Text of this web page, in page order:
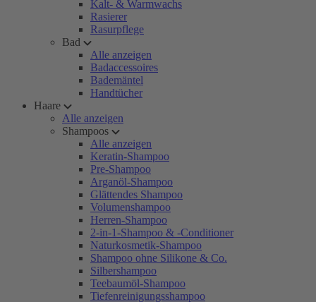
Kalt- & Warmwachs
Rasierer
Rasurpflege
Bad
Alle anzeigen
Badaccessoires
Bademäntel
Handtücher
Haare
Alle anzeigen
Shampoos
Alle anzeigen
Keratin-Shampoo
Pre-Shampoo
Arganöl-Shampoo
Glättendes Shampoo
Volumenshampoo
Herren-Shampoo
2-in-1-Shampoo & -Conditioner
Naturkosmetik-Shampoo
Shampoo ohne Silikone & Co.
Silbershampoo
Teebaumöl-Shampoo
Tiefenreinigungsshampoo